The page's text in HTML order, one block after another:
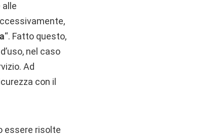
alle
“. Fatto questo,
nel caso
Ad
con il
essere risolte